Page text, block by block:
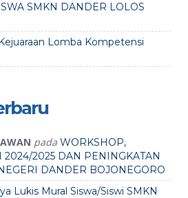
SMKN DANDER LOLOS
Lomba Kompetensi
pada WORKSHOP,
2024/2025 DAN PENINGKATAN
DANDER BOJONEGORO
Lukis Mural Siswa/Siswi SMKN